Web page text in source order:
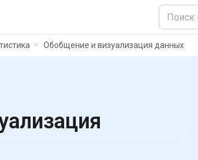
Обобщение и визуализация данных